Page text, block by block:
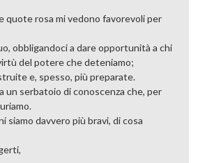
quote rosa mi vedono favorevoli per
obbligandoci a dare opportunità a chi
del potere che deteniamo;
e, spesso, più preparate.
un serbatoio di conoscenza che, per
siamo davvero più bravi, di cosa